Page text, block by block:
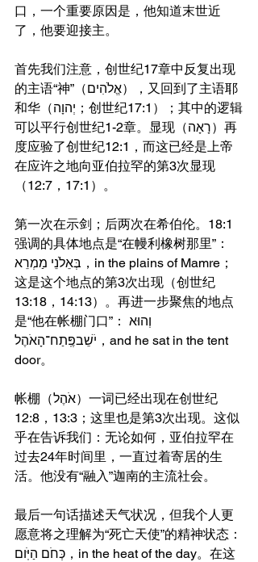
口，一个重要原因是，他知道末世近
了，他要迎接主。
首先我们注意，创世纪17章中反复出现
的主语“神”（אֱלֹהִים），又回到了主语耶
和华（יְהוָה；创世纪17:1）；其中的逻辑
可以平行创世纪1-2章。显现（רָאָה）再
度应验了创世纪12:1，而这已经是上帝
在应许之地向亚伯拉罕的第3次显现
（12:7，17:1）。
第一次在示剑；后两次在希伯伦。18:1
强调的具体地点是“在幔利橡树那里”：
בְּאֵלֹנֵי מַמְרֵא，in the plains of Mamre；
这是这个地点的第3次出现（创世纪
13:18，14:13）。再进一步聚焦的地点
是“他在帐棚门口”：וְהוּא
יֹשֵׁבפֶּֽתַח־הָאֹהֶל，and he sat in the tent
door。
帐棚（אֹהֶל）一词已经出现在创世纪
12:8，13:3；这里也是第3次出现。这似
乎在告诉我们：无论如何，亚伯拉罕在
过去24年时间里，一直过着寄居的生
活。他没有“融入”迦南的主流社会。
最后一句话描述天气状况，但我个人更
愿意将之理解为“死亡天使”的精神状态：
כְּחֹם הַיֹּֽום，in the heat of the day。在这